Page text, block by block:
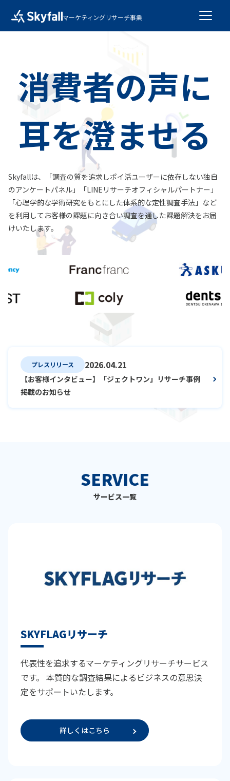
マーケティングリサーチ事業
消費者の声に
耳を澄ませる
Skyfallは、「調査の質を追求しポイ活ユーザーに依存しない独自
のアンケートパネル」「LINEリサーチオフィシャルパートナー」
「心理学的な学術研究をもとにした体系的な定性調査手法」など
を利用してお客様の課題に向き合い調査を通した課題解決をお届
けいたします。
プレスリリース 2026.04.21
【お客様インタビュー】「ジェクトワン」リサーチ事例
掲載のお知らせ
SERVICE
サービス一覧
SKYFLAGリサーチ
代表性を追求するマーケティングリサーチサービス
です。 本質的な調査結果によるビジネスの意思決
定をサポートいたします。
詳しくはこちら